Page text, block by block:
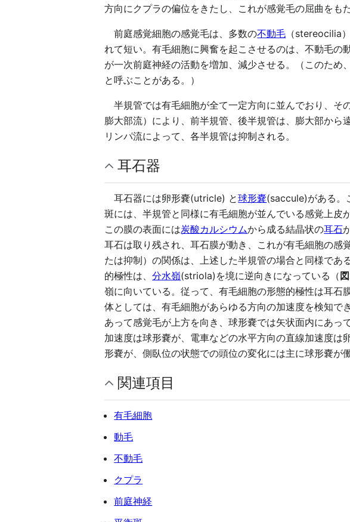
方向にクプラの偏位をきたし、これが感覚毛の屈曲をも
前庭感覚細胞の感覚毛は、多数の不動毛 （stereocilia
れて短い。有毛細胞に興奮を起こさせるのは、不動毛
が一次前庭神経の活動を増加、減少させる。（このた
と呼ぶことがある。）
半規管では有毛細胞が全て一定方向に並んでおり、そ
膨大部流）により、前半規管、後半規管は、膨大部か
リンパ流によって、各半規管は抑制される。
耳石器
耳石器には卵形嚢(utricle) と球形嚢(saccule)がある。
斑には、半規管と同様に有毛細胞が並んでいる感覚上皮
この膜の表面には炭酸カルシウムから成る結晶状の耳石
耳石は取り残され、耳石膜が動き、これが有毛細胞の感
たは抑制）の関係は、上述した半規管の場合と同様で
的極性は、分水嶺(striola)を境に逆向きになっている（
嶺に向いている。従って、有毛細胞の形態的極性は耳石
体としては、有毛細胞があらゆる方向の加速度を検知
あって感覚毛が上方を向き、球形嚢では矢状面内にあ
加速度は球形嚢が、電車などの水平方向の直線加速度
形嚢が、側臥位の状態での頭位の変化には主に球形嚢が働
関連項目
有毛細胞
動毛
不動毛
クプラ
前庭神経